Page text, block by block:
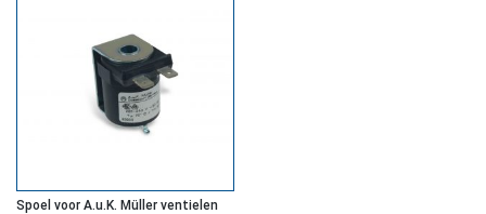
Spoel voor A.u.K. Müller ventielen